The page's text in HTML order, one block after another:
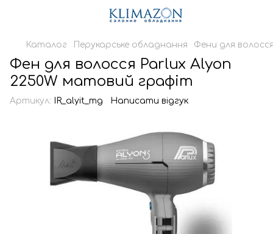
Каталог Перукарське обладнання Фени для
Фен для волосся Parlux Alyon
2250W матовий графіт
Артикул: IR_alyit_mg Написати відгук